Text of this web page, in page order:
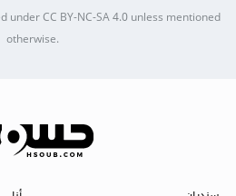
underCC BY-NC-SA 4.0unless mentioned
otherwise.